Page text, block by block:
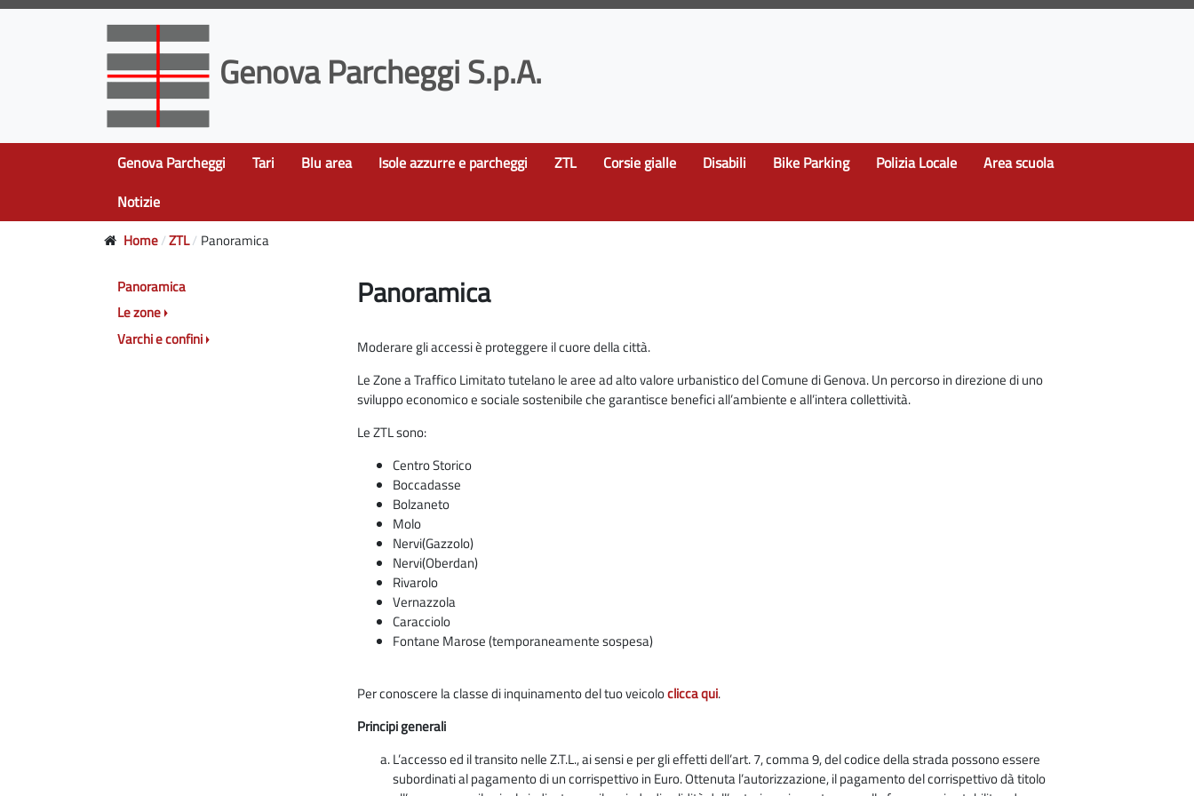
Genova Parcheggi S.p.A.
Genova Parcheggi Tari Blu area Isole azzurre e parcheggi ZTL Corsie gialle Disabili Bike Parking Polizia Locale
Area scuola
Notizie
Home ZTL Panoramica
Panoramica
Moderare gli accessi è proteggere il cuore della città.
Le Zone a Traffico Limitato tutelano le aree ad alto valore urbanistico del Comune di Genova. Un percorso in direzione di uno
sviluppo economico e sociale sostenibile che garantisce benefici all’ambiente e all’intera collettività.
Le ZTL sono:
Centro Storico
Boccadasse
Bolzaneto
Molo
Nervi(Gazzolo)
Nervi(Oberdan)
Rivarolo
Vernazzola
Caracciolo
Fontane Marose (temporaneamente sospesa)
Per conoscere la classe di inquinamento del tuo veicoloclicca qui.
Principi generali
L’accesso ed il transito nelle Z.T.L., ai sensi e per gli effetti dell’art. 7, comma 9, del codice della strada possono essere
subordinati al pagamento di un corrispettivo in Euro. Ottenuta l’autorizzazione, il pagamento del corrispettivo dà titolo
Panoramica
Le zone
Varchi e confini